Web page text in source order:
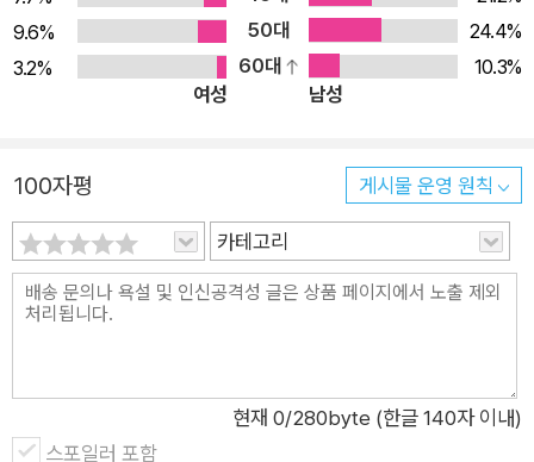
정희는 1972년 10월 17일 유신 쿠데타라는 국가 변란을 일으킬
때까지 자신의 1인 강권 체제에 저항하거나 비판적인 세력을 계
속 탄압했다. 학원을 병영화하는 작업이 1969년 3선 개헌 이후
어갈 세력을 철저히 제거했다. 또한 언론 탄압으로 3선 개헌을 전
후해 언론을 무기력하게 만들었고, 역시 1971년에 언론계 저항
세력을 무력화했다. 야당에 대해서는 유진산 세력을 계속 지원해
분열 공작을 강화했다. 그리고 10·17쿠데타를 일으키자마자 강성
야당 의원들을 잔혹하게 고문한 다음 구속했다. 이 때문에 박정희
들고일어났다. 그것에 이어 반유신 민주화 운동이 활발하게 전개
되며 유신 권력을 위협했는데, 본격적인 반유신 투쟁은 박정희 유
9.6%
50대
24.4%
3.2%
60대
10.3%
여성
남성
100자평 게시물 운영 원칙
카테고리
현재 0/280byte (한글 140자 이내)
스포일러 포함